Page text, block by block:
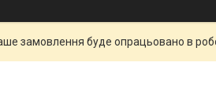
замовлення буде опрацьовано в